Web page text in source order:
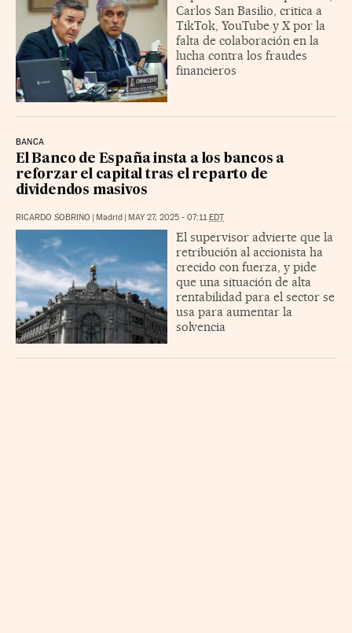
Carlos San Basilio, critica a
TikTok, YouTube y X por la
falta de colaboración en la
lucha contra los fraudes
financieros
BANCA
El Banco de España insta a los bancos a
reforzar el capital tras el reparto de
dividendos masivos
RICARDO SOBRINO Madrid MAY 27, 2025 - 07:11 EDT
El supervisor advierte que la
retribución al accionista ha
crecido con fuerza, y pide
que una situación de alta
rentabilidad para el sector se
usa para aumentar la
solvencia